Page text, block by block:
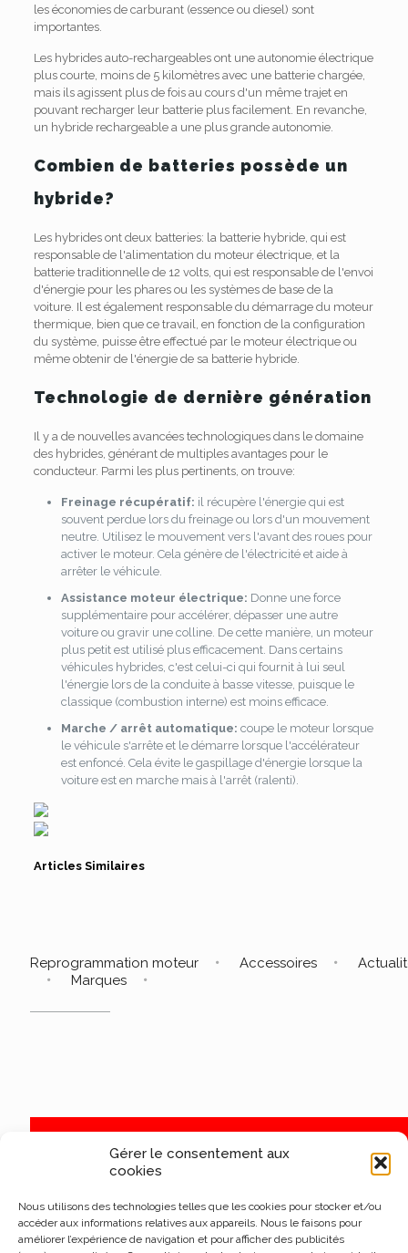
Gérer le consentement aux
cookies
Nous utilisons des technologies telles que les cookies pour stocker et/ou
accéder aux informations relatives aux appareils. Nous le faisons pour
améliorer l’expérience de navigation et pour afficher des publicités
les économies de carburant (essence ou diesel) sont
importantes.
Les hybrides auto-rechargeables ont une autonomie électrique
plus courte, moins de 5 kilomètres avec une batterie chargée,
mais ils agissent plus de fois au cours d'un même trajet en
pouvant recharger leur batterie plus facilement. En revanche,
un hybride rechargeable a une plus grande autonomie.
Combien de batteries possède un
hybride?
Les hybrides ont deux batteries: la batterie hybride, qui est
responsable de l'alimentation du moteur électrique, et la
batterie traditionnelle de 12 volts, qui est responsable de l'envoi
d'énergie pour les phares ou les systèmes de base de la
voiture. Il est également responsable du démarrage du moteur
thermique, bien que ce travail, en fonction de la configuration
du système, puisse être effectué par le moteur électrique ou
même obtenir de l'énergie de sa batterie hybride.
Technologie de dernière génération
Il y a de nouvelles avancées technologiques dans le domaine
des hybrides, générant de multiples avantages pour le
conducteur. Parmi les plus pertinents, on trouve:
Freinage récupératif: il récupère l'énergie qui est
souvent perdue lors du freinage ou lors d'un mouvement
neutre. Utilisez le mouvement vers l'avant des roues pour
activer le moteur. Cela génère de l'électricité et aide à
arrêter le véhicule.
Assistance moteur électrique: Donne une force
supplémentaire pour accélérer, dépasser une autre
voiture ou gravir une colline. De cette manière, un moteur
plus petit est utilisé plus efficacement. Dans certains
véhicules hybrides, c'est celui-ci qui fournit à lui seul
l'énergie lors de la conduite à basse vitesse, puisque le
classique (combustion interne) est moins efficace.
Marche / arrêt automatique: coupe le moteur lorsque
le véhicule s'arrête et le démarre lorsque l'accélérateur
est enfoncé. Cela évite le gaspillage d'énergie lorsque la
voiture est en marche mais à l'arrêt (ralenti).
Articles Similaires
Reprogrammation moteur Accessoires
Marques